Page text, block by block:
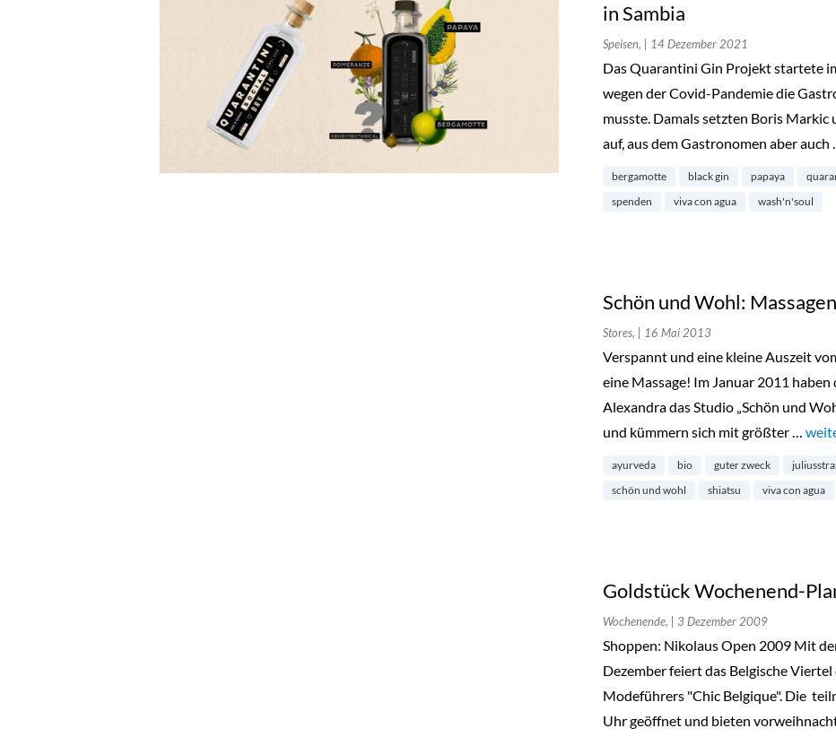
in Sambia
Speisen, | 14 Dezember 2021
Das Quarantini Gin Projekt startete
wegen der Covid-Pandemie die
musste. Damals setzten Boris Markic
auf, aus dem Gastronomen aber auch
bergamotte black gin papaya
spenden
viva con agua wash'n'soul
Schön und Wohl:
Stores, | 16 Mai 2013
Verspannt und eine kleine Auszeit
eine Massage! Im Januar 2011
Alexandra das Studio „Schön und
und kümmern sich mit größter …
ayurveda bio guter zweck
schön und wohl
shiatsu viva con agua
Goldstück Wochenend-
Wochenende, | 3 Dezember 2009
Shoppen: Nikolaus Open 2009 Mit
Dezember feiert das Belgische Viertel
Modeführers "Chic Belgique". Die
Uhr geöffnet und bieten